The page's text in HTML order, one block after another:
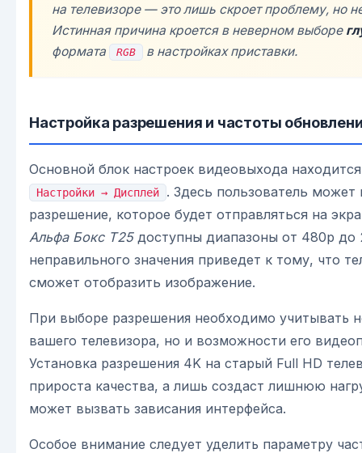
на телевизоре — это лишь скроет проблему, но
Истинная причина кроется в неверном выборе
формата
RGB в настройках приставки.
Настройка разрешения и частоты
Основной блок настроек видеовыхода
Настройки → Дисплей
. Здесь пользователь может
разрешение, которое будет отправляться на
Альфа Бокс Т25доступны диапазоны от 480p до
неправильного значения приведет к тому, что
сможет отобразить изображение.
При выборе разрешения необходимо учитывать
вашего телевизора, но и возможности его
Установка разрешения 4K на старый Full HD
прироста качества, а лишь создаст лишнюю
может вызвать зависания интерфейса.
Особое внимание следует уделить параметру